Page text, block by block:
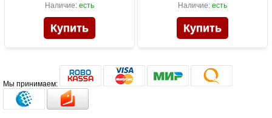
Наличие: есть Наличие: есть
Мы принимаем: